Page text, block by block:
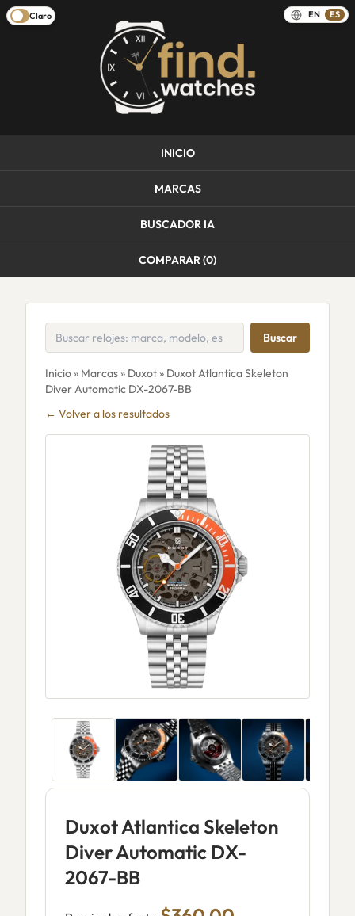
Claro EN ES
INICIO
MARCAS
BUSCADOR IA
COMPARAR (0)
Buscar
Inicio» Marcas» Duxot» Duxot Atlantica Skeleton
Diver Automatic DX-2067-BB
← Volver a los resultados
Duxot Atlantica Skeleton
Diver Automatic DX-
2067-BB